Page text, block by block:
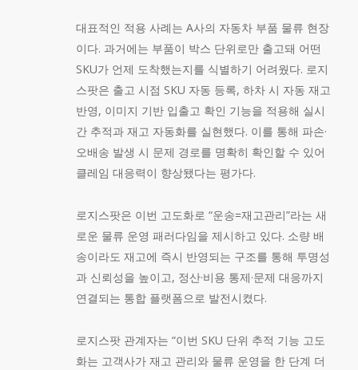
대표적인 적용 사례는 A사의 자동차 부품 물류 현장
이다. 과거에는 부품이 박스 단위로만 출고돼 어떤
SKU가 언제 도착했는지를 식별하기 어려웠다. 로지
스팟은 출고 시점 SKU 자동 등록, 하차 시 자동 재고
반영, 이미지 기반 입출고 확인 기능을 적용해 실시
간 추적과 재고 자동화를 실현했다. 이를 통해 파손·
오배송 발생 시 문제 경로를 명확히 확인할 수 있어
클레임 대응력이 향상됐다는 평가다.
로지스팟은 이번 고도화로 “운송=재고관리”라는 새
로운 물류 운영 패러다임을 제시하고 있다. 소량 배
송이라도 재고에 즉시 반영되는 구조를 통해 투명성
과 신뢰성을 높이고, 정산·비용 통제·문제 대응까지
연결되는 통합 플랫폼으로 발전시켰다.
로지스팟 관계자는 “이번 SKU 단위 추적 기능 고도
화는 고객사가 재고 관리와 물류 운영을 한 단계 더